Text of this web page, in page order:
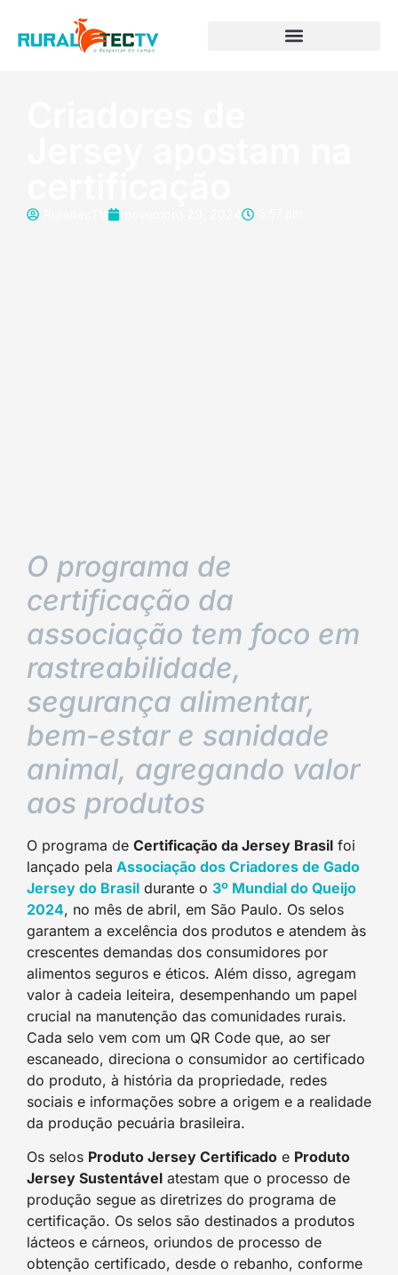
O programa de
certificação da
associação tem foco em
rastreabilidade,
segurança alimentar,
bem-estar e sanidade
animal, agregando valor
aos produtos
O programa de Certificação da Jersey Brasil foi
lançado pela Associação dos Criadores de Gado
Jersey do Brasil durante o 3º Mundial do Queijo
2024, no mês de abril, em São Paulo. Os selos
garantem a excelência dos produtos e atendem às
crescentes demandas dos consumidores por
alimentos seguros e éticos. Além disso, agregam
valor à cadeia leiteira, desempenhando um papel
crucial na manutenção das comunidades rurais.
Cada selo vem com um QR Code que, ao ser
escaneado, direciona o consumidor ao certificado
do produto, à história da propriedade, redes
sociais e informações sobre a origem e a realidade
da produção pecuária brasileira.
Os selos Produto Jersey Certificado e Produto
Jersey Sustentável atestam que o processo de
produção segue as diretrizes do programa de
certificação. Os selos são destinados a produtos
lácteos e cárneos, oriundos de processo de
obtenção certificado, desde o rebanho, conforme